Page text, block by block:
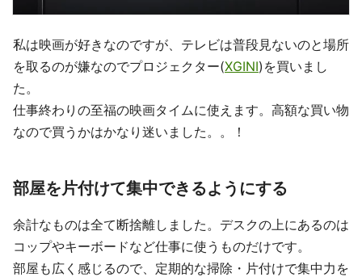
私は映画が好きなのですが、テレビは普段見ないのと場所
を取るのが嫌なのでプロジェクター(XGINI)を買いまし
た。
仕事終わりの至福の映画タイムに使えます。高額な買い物
なので買うかはかなり迷いました。。！
部屋を片付けて集中できるようにする
余計なものは全て断捨離しました。デスクの上にあるのは
コップやキーボードなど仕事に使うものだけです。
部屋も広く感じるので、定期的な掃除・片付けで集中力を